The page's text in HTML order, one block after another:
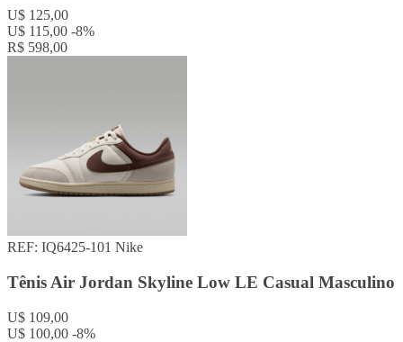
U$ 125,00
U$ 115,00 -8%
R$ 598,00
REF: IQ6425-101 Nike
Tênis Air Jordan Skyline Low LE Casual Masculino
U$ 109,00
U$ 100,00 -8%